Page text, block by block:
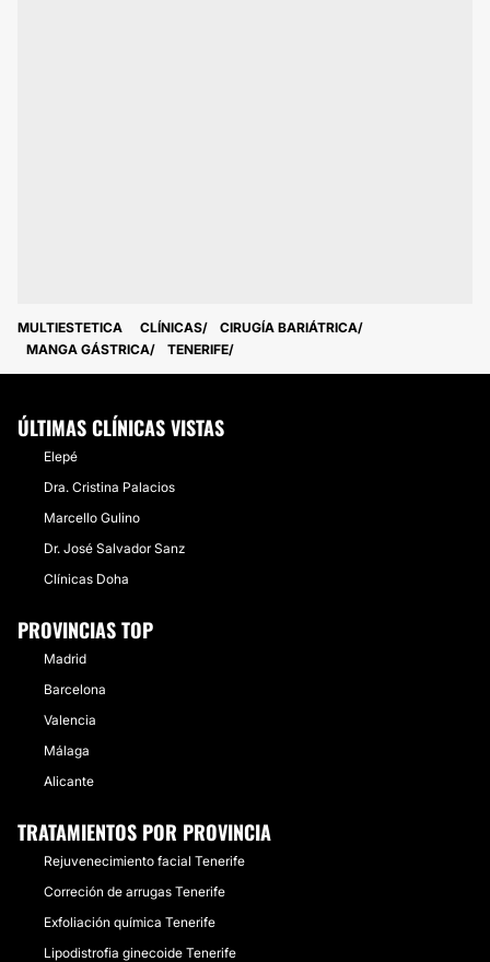
MULTIESTETICA CLÍNICAS
CIRUGÍA BARIÁTRICA
MANGA GÁSTRICA
TENERIFE
ÚLTIMAS CLÍNICAS VISTAS
Elepé
Dra. Cristina Palacios
Marcello Gulino
Dr. José Salvador Sanz
Clínicas Doha
PROVINCIAS TOP
Madrid
Barcelona
Valencia
Málaga
Alicante
TRATAMIENTOS POR PROVINCIA
Rejuvenecimiento facial Tenerife
Correción de arrugas Tenerife
Exfoliación química Tenerife
Lipodistrofia ginecoide Tenerife